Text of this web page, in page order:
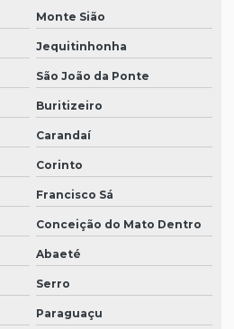
Monte Sião
Jequitinhonha
São João da Ponte
Buritizeiro
Carandaí
Corinto
Francisco Sá
Conceição do Mato Dentro
Abaeté
Serro
Paraguaçu